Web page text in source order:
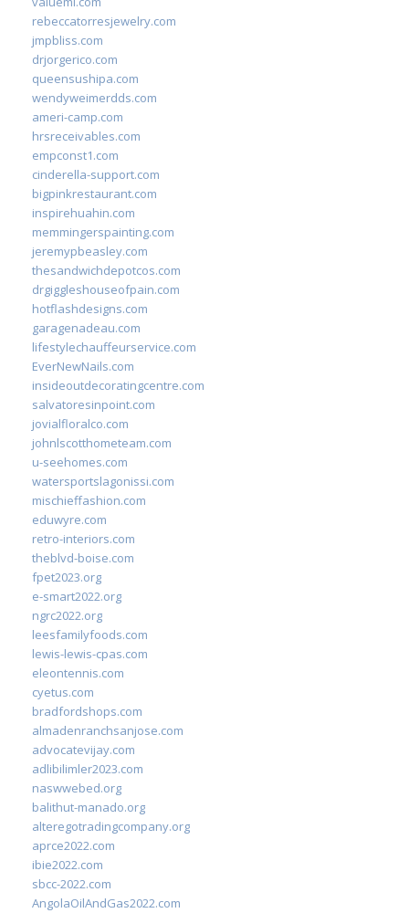
rebeccatorresjewelry.com
jmpbliss.com
drjorgerico.com
queensushipa.com
wendyweimerdds.com
ameri-camp.com
hrsreceivables.com
empconst1.com
cinderella-support.com
bigpinkrestaurant.com
inspirehuahin.com
memmingerspainting.com
jeremypbeasley.com
thesandwichdepotcos.com
drgiggleshouseofpain.com
hotflashdesigns.com
garagenadeau.com
lifestylechauffeurservice.com
EverNewNails.com
insideoutdecoratingcentre.com
salvatoresinpoint.com
jovialfloralco.com
johnlscotthometeam.com
u-seehomes.com
watersportslagonissi.com
mischieffashion.com
eduwyre.com
retro-interiors.com
theblvd-boise.com
fpet2023.org
e-smart2022.org
ngrc2022.org
leesfamilyfoods.com
lewis-lewis-cpas.com
eleontennis.com
cyetus.com
bradfordshops.com
almadenranchsanjose.com
advocatevijay.com
adlibilimler2023.com
naswwebed.org
balithut-manado.org
alteregotradingcompany.org
aprce2022.com
ibie2022.com
sbcc-2022.com
AngolaOilAndGas2022.com